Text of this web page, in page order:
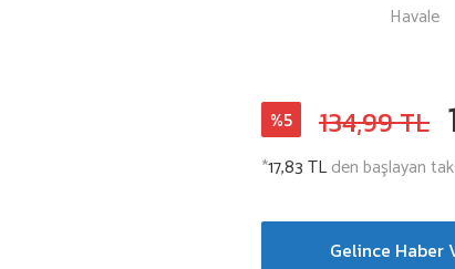
Havale
%5 134,99 TL
*17,83 TLden başlayan
Gelince Haber